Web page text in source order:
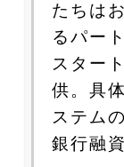
たちは
るパー
スター
供。具
ステム
銀行融